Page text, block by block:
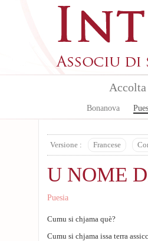
Accolta
Bonanova
Versione : Francese
U NOME
Puesia
Cumu si chjama què?
Cumu si chjama issa terra